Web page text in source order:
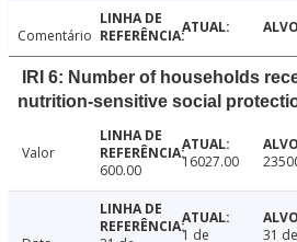
Comentário
IRI 6: Number of households
nutrition-sensitive social
Valor
600.00
16027.00
1 de
31 de